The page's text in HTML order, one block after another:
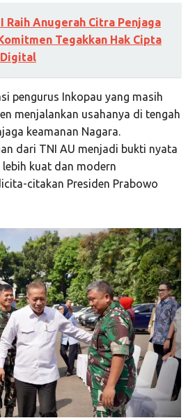
Raih Anugerah Citra Penjaga
Tegakkan Hak Cipta
Digital
pengurus Inkopau yang masih
menjalankan usahanya di tengah
keamanan Nagara.
dari TNI AU menjadi bukti nyata
kuat dan modern
citakan Presiden Prabowo